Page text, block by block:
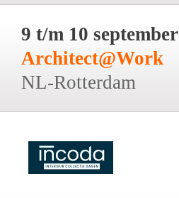
9 t/m 10 september
Architect@Work
NL-Rotterdam